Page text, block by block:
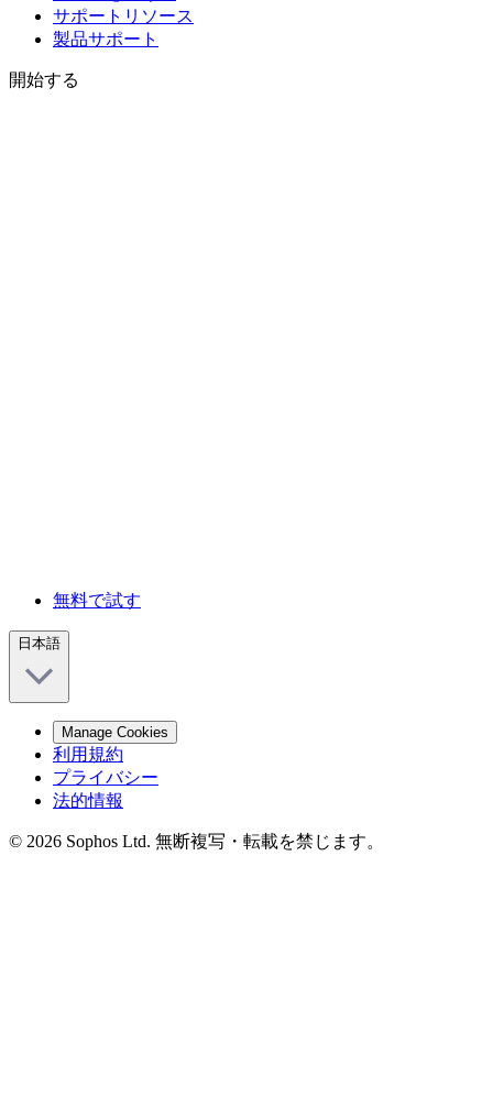
サポートリソース
製品サポート
開始する
無料で試す
日本語
Manage Cookies
利用規約
プライバシー
法的情報
© 2026 Sophos Ltd. 無断複写・転載を禁じます。